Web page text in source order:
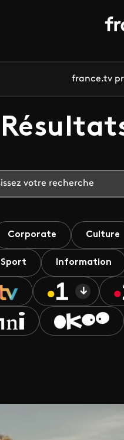
france.tv
Corporate Culture
Sport Information